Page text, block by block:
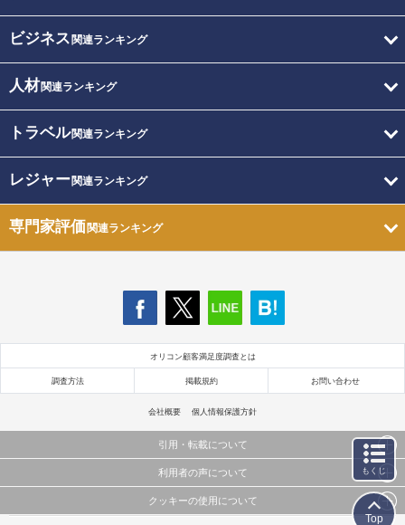
ビジネス 関連ランキング
人材関連ランキング
トラベル関連ランキング
レジャー関連ランキング
専門家評価関連ランキング
オリコン顧客満足度調査とは
調査方法 掲載規約 お問い合わせ
会社概要 個人情報保護方針
引用・転載について
当サイトで公開されている情報（文字、写真、イラスト、画像データ等）及びこれらの配置・
これらの情報を権利者の許可なく無断転載・複製などの二次利用を行うことは固く禁じており
利用者の声について
当サイトに掲載している内容はすべてサービスの利用者が提出された見解・感想です。
クッキーの使用について
もくじ
Top